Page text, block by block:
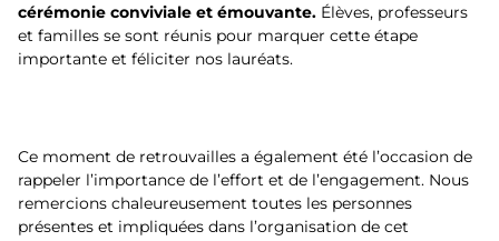
cérémonie conviviale et émouvante. Élèves, professeurs
et familles se sont réunis pour marquer cette étape
importante et féliciter nos lauréats.
Ce moment de retrouvailles a également été l’occasion de
rappeler l’importance de l’effort et de l’engagement. Nous
remercions chaleureusement toutes les personnes
présentes et impliquées dans l’organisation de cet